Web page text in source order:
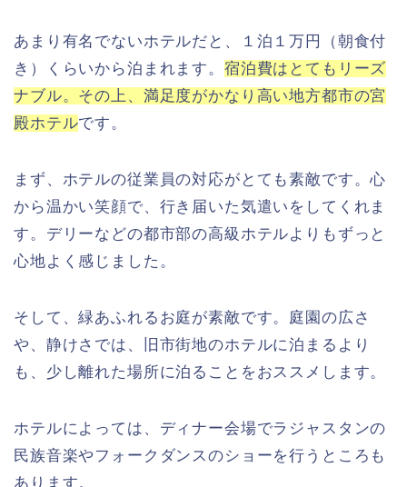
あまり有名でないホテルだと、１泊１万円（朝食付
き）くらいから泊まれます。 宿泊費はとてもリーズ
ナブル。その上、満足度がかなり高い地方都市の宮
殿ホテルです。
まず、ホテルの従業員の対応がとても素敵です。心
から温かい笑顔で、行き届いた気遣いをしてくれま
す。デリーなどの都市部の高級ホテルよりもずっと
心地よく感じました。
そして、緑あふれるお庭が素敵です。庭園の広さ
や、静けさでは、旧市街地のホテルに泊まるより
も、少し離れた場所に泊ることをおススメします。
ホテルによっては、ディナー会場でラジャスタンの
民族音楽やフォークダンスのショーを行うところも
あります。